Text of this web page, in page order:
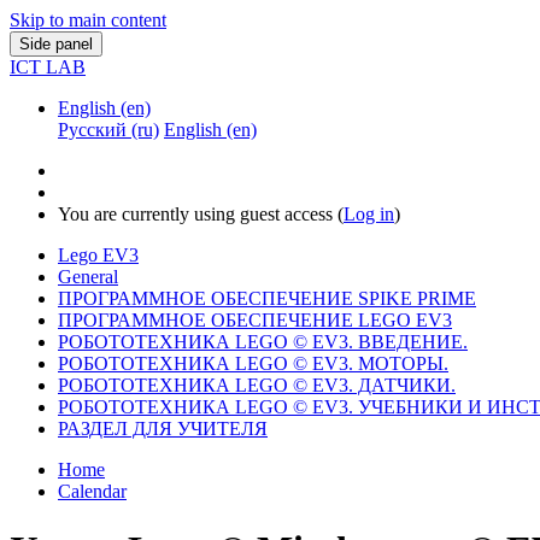
Skip to main content
Side panel
ICT LAB
English ‎(en)‎
Русский ‎(ru)‎ English ‎(en)‎
You are currently using guest access (Log in)
Lego EV3
General
ПРОГРАММНОЕ ОБЕСПЕЧЕНИЕ SPIKE PRIME
ПРОГРАММНОЕ ОБЕСПЕЧЕНИЕ LEGO EV3
РОБОТОТЕХНИКА LEGO © EV3. ВВЕДЕНИЕ.
РОБОТОТЕХНИКА LEGO © EV3. МОТОРЫ.
РОБОТОТЕХНИКА LEGO © EV3. ДАТЧИКИ.
РОБОТОТЕХНИКА LEGO © EV3. УЧЕБНИКИ И
РАЗДЕЛ ДЛЯ УЧИТЕЛЯ
Home
Calendar